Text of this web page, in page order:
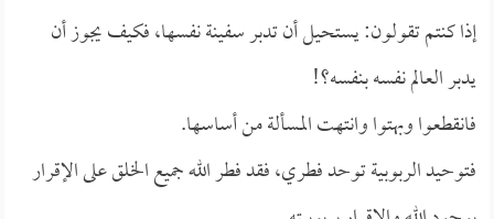
إذا كنتم تقولون: يستحيل أن تدبر سفينة نفسها، فكيف يجوز أن
يدبر العالم نفسه بنفسه؟!
فانقطعوا وبهتوا وانتهت المسألة من أساسها.
فتوحيد الربوبية توحد فطري، فقد فطر الله جميع الخلق على الإقرار